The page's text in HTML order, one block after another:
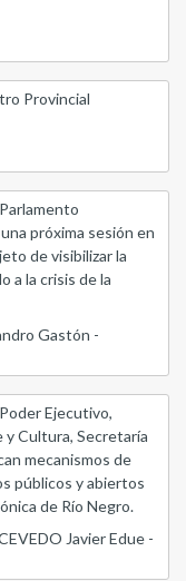
Provincial
próxima sesión en
de visibilizar la
a la crisis de la
Gastón -
Ejecutivo,
Cultura, Secretaría
mecanismos de
públicos y abiertos
de Río Negro.
Javier Edue -